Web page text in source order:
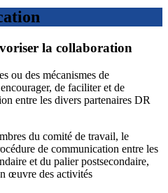
la collaboration
ou des mécanismes de
de faciliter et de
entre les divers partenaires DR
du comité de travail, le
de communication entre les
et du palier postsecondaire,
œuvre des activités